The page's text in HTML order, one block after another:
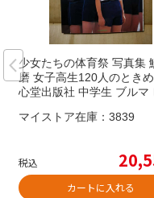
少女たちの体育祭 写真集
磨 女子高生120人のとき
心堂出版社 中学生 ブルマ
マイストア在庫： 3839
税込
カートに入れる